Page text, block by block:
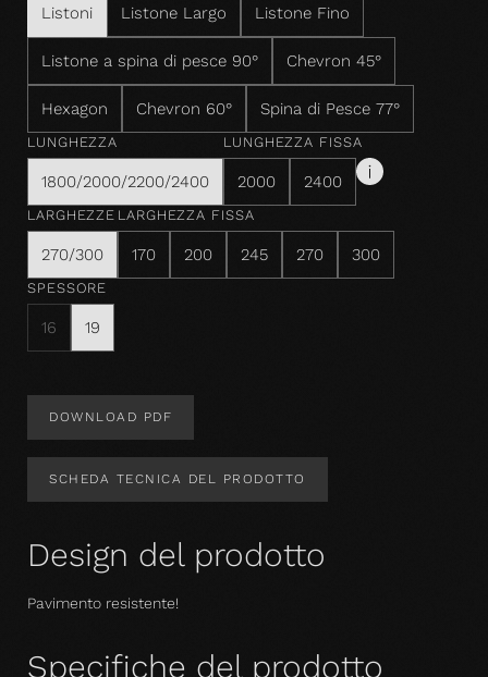
Listoni Listone Largo Listone Fino
Listone a spina di pesce 90° Chevron 45°
Hexagon Chevron 60° Spina di Pesce 77°
LUNGHEZZA
1800/2000/2200/2400
LUNGHEZZA FISSA
2000 2400
LARGHEZZE
270/300
LARGHEZZA FISSA
170 200 245 270 300
SPESSORE
16 19
DOWNLOAD PDF
SCHEDA TECNICA DEL PRODOTTO
Design del prodotto
Pavimento resistente!
Specifiche del prodotto